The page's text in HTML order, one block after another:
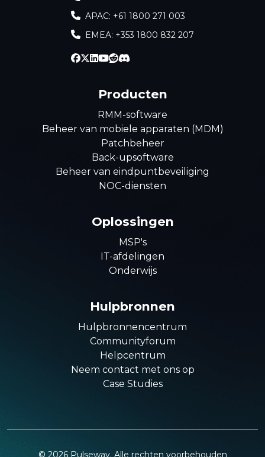
APAC: +61 1800 271 003
EMEA: +353 1800 832 207
Producten
RMM-software
Beheer van mobiele apparaten (MDM)
Patchbeheer
Back-upsoftware
Beheer van eindpuntbeveiliging
NOC-diensten
Oplossingen
MSP's
IT-afdelingen
Onderwijs
Hulpbronnen
Hulpbronnencentrum
Communityforum
Helpcentrum
Neem contact met ons op
Case Studies
© 2026 Pulseway. Alle rechten voorbehouden